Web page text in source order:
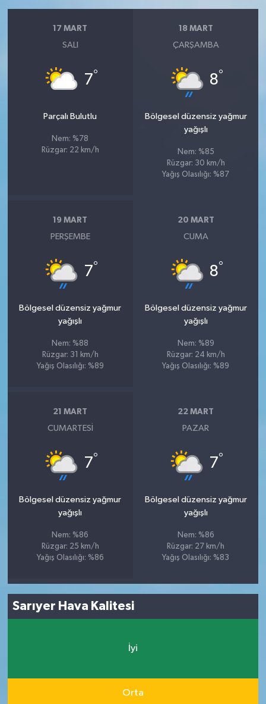
17 MART
SALI
7°
Parçalı Bulutlu
Nem: %78
Rüzgar: 22 km/h
18 MART
ÇARŞAMBA
8°
Bölgesel düzensiz yağmur
yağışlı
Nem: %85
Rüzgar: 30 km/h
Yağış Olasılığı: %87
19 MART
PERŞEMBE
7°
Bölgesel düzensiz yağmur
yağışlı
Nem: %88
Rüzgar: 31 km/h
Yağış Olasılığı: %89
20 MART
CUMA
8°
Bölgesel düzensiz yağmur
yağışlı
Nem: %89
Rüzgar: 24 km/h
Yağış Olasılığı: %89
21 MART
CUMARTESI
7°
Bölgesel düzensiz yağmur
yağışlı
Nem: %86
Rüzgar: 25 km/h
Yağış Olasılığı: %86
22 MART
PAZAR
7°
Bölgesel düzensiz yağmur
yağışlı
Nem: %86
Rüzgar: 27 km/h
Yağış Olasılığı: %83
Sarıyer Hava Kalitesi
İyi
Orta